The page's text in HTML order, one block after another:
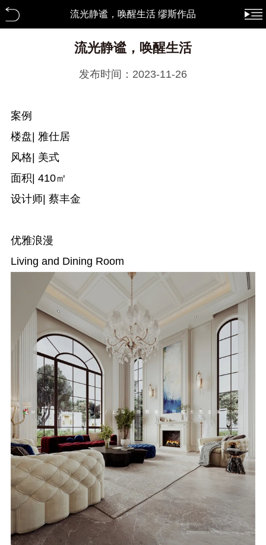
流光静谧，唤醒生活 缪斯作品
流光静谧，唤醒生活
发布时间：2023-11-26
案例
楼盘| 雅仕居
风格| 美式
面积| 410㎡
设计师| 蔡丰金
优雅浪漫
Living and Dining Room